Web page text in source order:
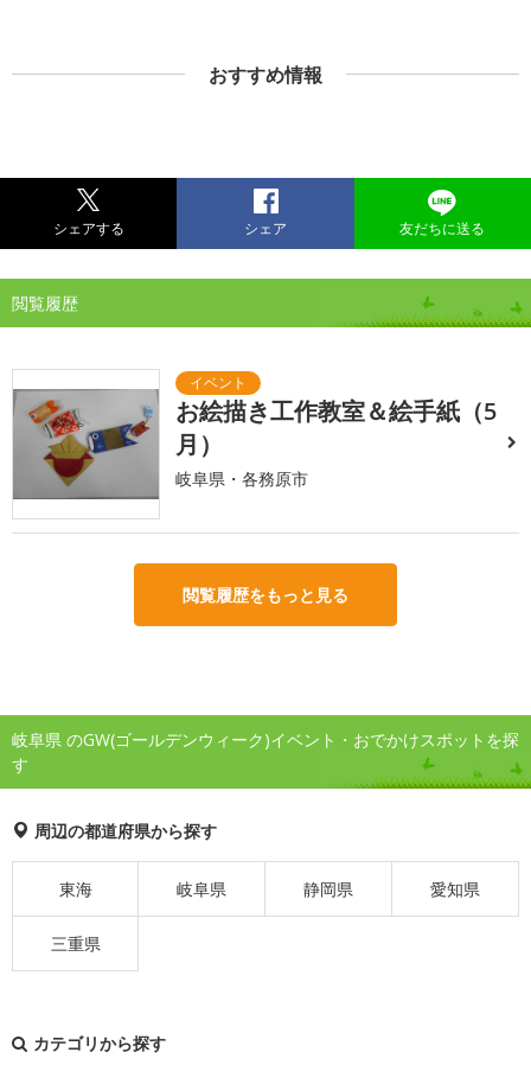
おすすめ情報
シェアする シェア 友だちに送る
閲覧履歴
お絵描き工作教室＆絵手紙（5
月）
岐阜県・各務原市
閲覧履歴をもっと見る
岐阜県 のGW(ゴールデンウィーク)イベント・おでかけスポットを探
す
周辺の都道府県から探す
東海 岐阜県 静岡県 愛知県
三重県
カテゴリから探す